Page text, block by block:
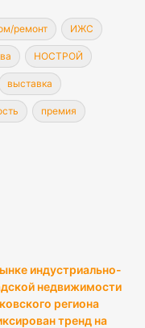
ремонт ИЖС
НОСТРОЙ
выставка
премия
индустриально-
недвижимости
региона
тренд на